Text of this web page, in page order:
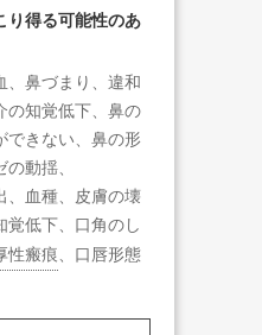
り得る可能性のあ
、鼻づまり、違和
の知覚低下、鼻の
できない、鼻の形
動揺、
、血種、皮膚の壊
覚低下、口角のし
性瘢痕、口唇形態